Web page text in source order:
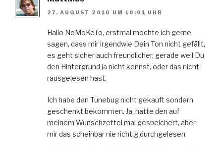
27. AUGUST 2010 UM 10:01 UHR
Hallo NoMoKeTo, erstmal möchte ich gerne
sagen, dass mir irgendwie Dein Ton nicht gefällt,
es geht sicher auch freundlicher, gerade weil Du
den Hintergrund ja nicht kennst, oder das nicht
rausgelesen hast.
Ich habe den Tunebug nicht gekauft sondern
geschenkt bekommen. Ja, hatte den auf
meinem Wunschzettel mal gespeichert, aber
mir das scheinbar nie richtig durchgelesen.